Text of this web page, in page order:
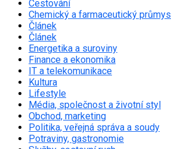
Cestování
Chemický a farmaceutický průmysl
Článek
Článek
Energetika a suroviny
Finance a ekonomika
IT a telekomunikace
Kultura
Lifestyle
Média, společnost a životní styl
Obchod, marketing
Politika, veřejná správa a soudy
Potraviny, gastronomie